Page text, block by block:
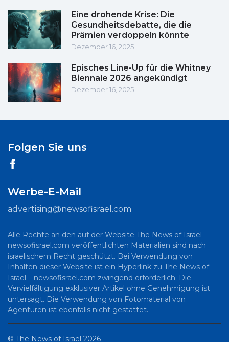
Eine drohende Krise: Die
Gesundheitsdebatte, die die
Prämien verdoppeln könnte
Dezember 16, 2025
Episches Line-Up für die Whitney
Biennale 2026 angekündigt
Dezember 16, 2025
Folgen Sie uns
Werbe-E-Mail
advertising@newsofisrael.com
Alle Rechte an den auf der Website The News of Israel –
newsofisrael.com veröffentlichten Materialien sind nach
israelischem Recht geschützt. Bei Verwendung von
Inhalten dieser Website ist ein Hyperlink zu The News of
Israel – newsofisrael.com zwingend erforderlich. Die
Vervielfältigung exklusiver Artikel ohne Genehmigung ist
untersagt. Die Verwendung von Fotomaterial von
Agenturen ist ebenfalls nicht gestattet.
© The News of Israel 2026